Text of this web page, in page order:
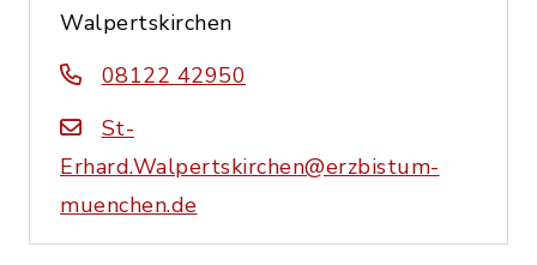
Walpertskirchen
08122 42950
St-
Erhard.Walpertskirchen@erzbistum-
muenchen.de